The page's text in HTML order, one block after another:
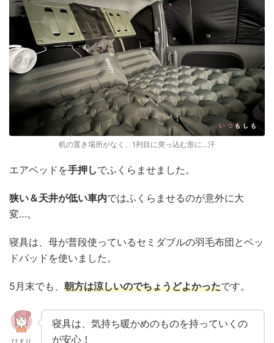
机の置き場所がなく、1列目に突っ込む形に…汗
エアベッドを手押しでふくらませました。
狭い＆天井が低い車内ではふくらませるのが意外に大
変…。
寝具は、母が普段使っているセミダブルの羽毛布団とベッ
ドパッドを使いました。
5月末でも、 朝方は涼しいのでちょうどよかったです。
ひまり
寝具は、気持ち暖かめのものを持っていくの
が安心！